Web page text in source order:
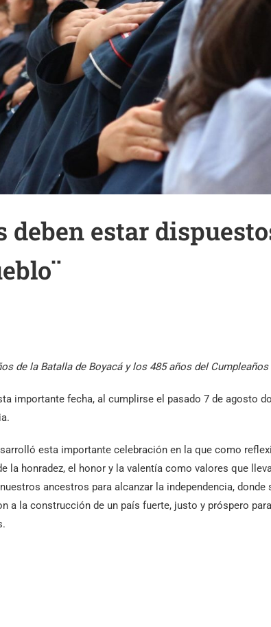
deben estar
de la Batalla de Boyacá y los 485 años del
importante fecha, al cumplirse el pasado 7 de agosto
esta importante celebración en la que como
la honradez, el honor y la valentía como valores que
ancestros para alcanzar la independencia,
a la construcción de un país fuerte, justo y próspero